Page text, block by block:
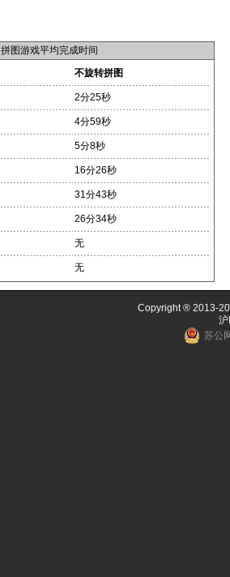
拼图游戏平均完成时间
不旋转拼图
2分25秒
4分59秒
5分8秒
16分26秒
31分43秒
26分34秒
无
无
Copyright ® 2013-
苏公